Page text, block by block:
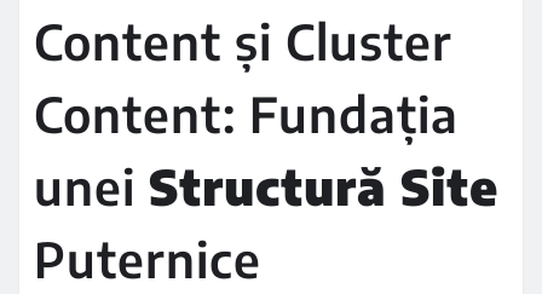
Content și Cluster
Content: Fundația
unei Structură Site
Puternice